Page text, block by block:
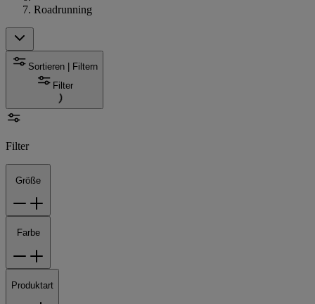
Roadrunning
Sortieren | Filtern
Filter
Filter
Größe
Farbe
Produktart